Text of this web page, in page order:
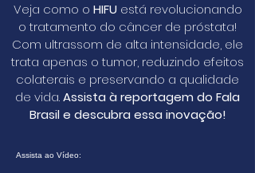
Veja como o HIFU está revolucionando
o tratamento do câncer de próstata!
Com ultrassom de alta intensidade, ele
trata apenas o tumor, reduzindo efeitos
colaterais e preservando a qualidade
de vida.Assista à reportagem do Fala
Brasil e descubra essa inovação!
Assista ao Vídeo: